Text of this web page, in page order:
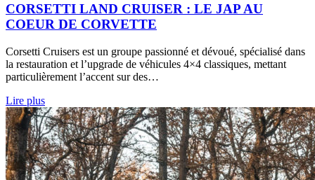
CORSETTI LAND CRUISER : LE JAP AU
COEUR DE CORVETTE
Corsetti Cruisers est un groupe passionné et dévoué, spécialisé dans
la restauration et l’upgrade de véhicules 4×4 classiques, mettant
particulièrement l’accent sur des…
Lire plus